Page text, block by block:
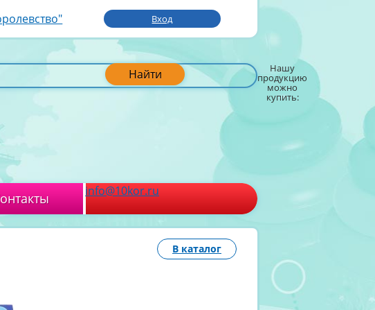
Вход
Найти Нашу
продукцию
можно
купить:
info@10kor.ru
В каталог